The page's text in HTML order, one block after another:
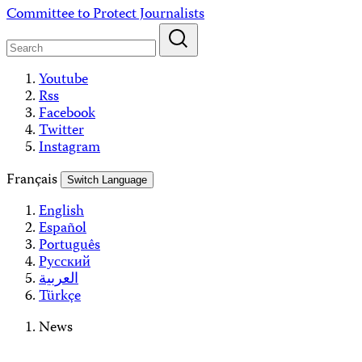
Skip
content
Committee to Protect Journalists
Youtube
Rss
Facebook
Twitter
Instagram
Français
Switch Language
English
Español
Português
Русский
العربية
Türkçe
News